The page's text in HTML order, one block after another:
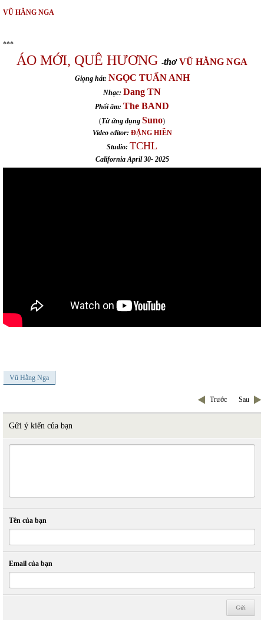
VŨ HẰNG NGA
***
ÁO MỚI, QUÊ HƯƠNG -thơVŨ HẰNG NGA
Giọng hát: NGỌC TUẤN ANH
Nhạc: Dang TN
Phối âm: The BAND
(Từ ứng dụng Suno)
Video editor: ĐẶNG HIỀN
Studio: TCHL
California April 30- 2025
Vũ Hằng Nga
Trước Sau
Gửi ý kiến của bạn
Tên của bạn
Email của bạn